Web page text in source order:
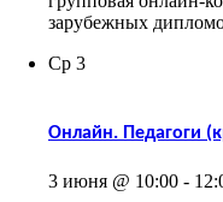
зарубежных
Ср 3
Онлайн. Педагоги
3 июня @ 10:00 -